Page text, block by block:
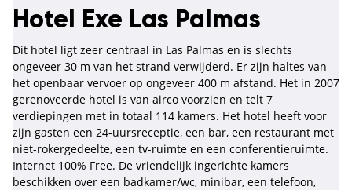
Hotel Exe Las Palmas
Dit hotel ligt zeer centraal in Las Palmas en is slechts
ongeveer 30 m van het strand verwijderd. Er zijn haltes van
het openbaar vervoer op ongeveer 400 m afstand. Het in 2007
gerenoveerde hotel is van airco voorzien en telt 7
verdiepingen met in totaal 114 kamers. Het hotel heeft voor
zijn gasten een 24-uursreceptie, een bar, een restaurant met
niet-rokergedeelte, een tv-ruimte en een conferentieruimte.
Internet 100% Free. De vriendelijk ingerichte kamers
beschikken over een badkamer/wc, minibar, een telefoon,